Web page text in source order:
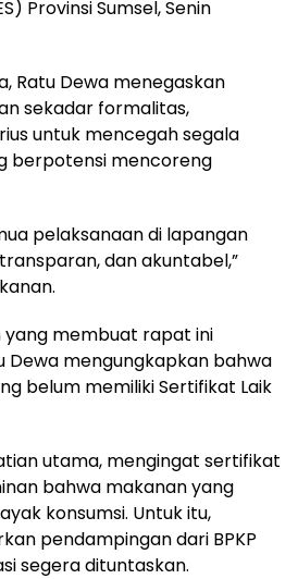
Provinsi Sumsel, Senin
Ratu Dewa menegaskan
sekadar formalitas,
untuk mencegah segala
berpotensi mencoreng
pelaksanaan di lapangan
dan akuntabel,”
yang membuat rapat ini
Dewa mengungkapkan bahwa
belum memiliki Sertifikat Laik
utama, mengingat sertifikat
bahwa makanan yang
konsumsi. Untuk itu,
pendampingan dari BPKP
segera dituntaskan.